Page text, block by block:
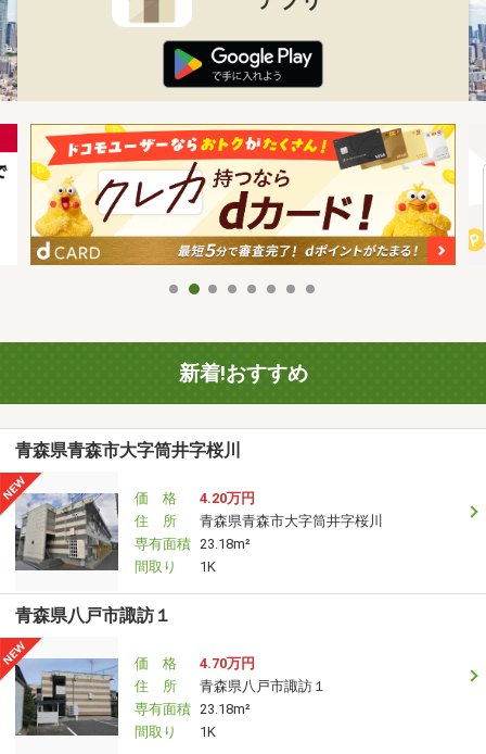
新着!おすすめ
青森県青森市大字筒井字桜川
価 格
4.20万円
住 所
青森県青森市大字筒井字桜川
専有面積 23.18m²
間取り
1K
青森県八戸市諏訪１
価 格
4.70万円
住 所
青森県八戸市諏訪１
専有面積 23.18m²
間取り
1K